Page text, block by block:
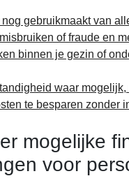
gebruikmaakt van
of fraude en
binnen je gezin of
waar
te besparen zonder
mogelijke
voor